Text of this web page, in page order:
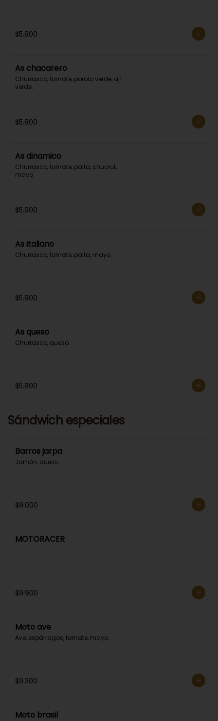
$5.800
As chacarero
Churrasco, tomate, poroto verde, ají
verde.
$5.800
As dinamico
Churrasco, tomate, palta, chucrut,
mayo.
$5.900
As italiano
Churrasco, tomate, palta, mayo.
$5.800
As queso
Churrasco, queso.
$5.800
Sándwich especiales
Barros jarpa
Jamón, queso.
$9.000
MOTORACER
$9.900
Moto ave
Ave, espárragos, tomate, mayo.
$9.300
Moto brasil